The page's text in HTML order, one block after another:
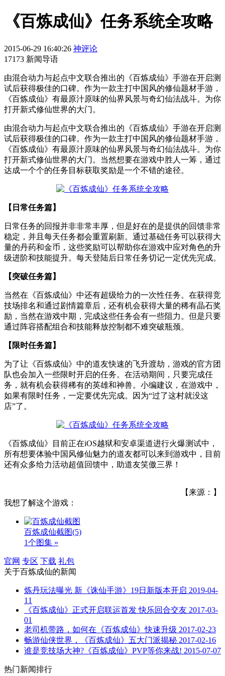
《百炼成仙》任务系统全攻略
2015-06-29 16:40:26 神评论
17173 新闻导语
由混合动力与起点中文联合推出的《百炼成仙》手游在开启测
试后获得极佳的口碑。作为一款主打中国风的修仙题材手游，
《百炼成仙》有最原汁原味的仙界风景与奇幻仙法战斗。为你
打开新式修仙世界的大门。
由混合动力与起点中文联合推出的《百炼成仙》手游在开启测
试后获得极佳的口碑。作为一款主打中国风的修仙题材手游，
《百炼成仙》有最原汁原味的仙界风景与奇幻仙法战斗。为你
打开新式修仙世界的大门。当然想要在游戏中胜人一筹，通过
达成一个个的任务目标获取奖励是一个不错的途径。
【日常任务篇】
日常任务的回报并非非常丰厚，但是好在的是提供的回馈非常
稳定，并且每天任务都会重置刷新。通过基础任务可以获得大
量的丹药和金币，这些奖励可以帮助你在游戏中应对角色的升
级进阶和技能提升。每天登陆后日常任务切记一定优先完成。
【突破任务篇】
当然在《百炼成仙》中还有超级给力的一次性任务。在获得竞
技场排名和通过剧情篇章后，还有机会获得大量的稀有晶石奖
励，当然在游戏中期，完成这些任务会有一些阻力。但是只要
通过阵容搭配组合和技能释放控制都不难突破瓶颈。
【限时任务篇】
为了让《百炼成仙》中的道友快速的飞升渡劫，游戏的官方团
队也会加入一些限时开启的任务。在活动期间，只要完成任
务，就有机会获得稀有的英雄和神兽。小编建议，在游戏中，
如果有限时任务，一定要优先完成。因为“过了这村就没这
店”了。
《百炼成仙》目前正在iOS越狱和安卓渠道进行火爆测试中，
所有想要体验中国风修仙魅力的道友都可以来到游戏中，目前
还有众多给力活动超值回馈中，助道友笑傲三界！
【来源：】
我想了解这个游戏：
百炼成仙截图(5)
1个图集 »
官网 专区 下载 礼包
关于百炼成仙的新闻
炼丹玩法曝光 新《诛仙手游》19日新版本开启 2019-04-
11
《百炼成仙》正式开启联运首发 快乐回合交友 2017-03-
01
老司机带路，如何在《百炼成仙》快速升级 2017-02-23
畅游仙侠世界，《百炼成仙》五大门派揭秘 2017-02-16
谁是竞技场大神?《百炼成仙》PVP等你来战! 2015-07-07
热门新闻排行